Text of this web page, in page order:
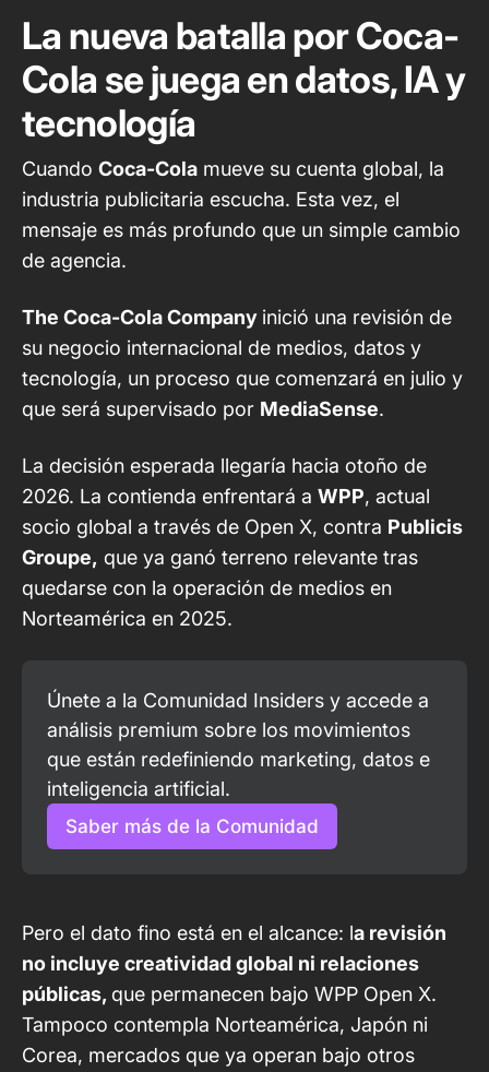
La nueva batalla por Coca-
Cola se juega en datos, IA y
tecnología
Cuando Coca-Cola mueve su cuenta global, la
industria publicitaria escucha. Esta vez, el
mensaje es más profundo que un simple cambio
de agencia.
The Coca-Cola Company inició una revisión de
su negocio internacional de medios, datos y
tecnología, un proceso que comenzará en julio y
que será supervisado por MediaSense.
La decisión esperada llegaría hacia otoño de
2026. La contienda enfrentará a WPP, actual
socio global a través de Open X, contra Publicis
Groupe, que ya ganó terreno relevante tras
quedarse con la operación de medios en
Norteamérica en 2025.
Únete a la Comunidad Insiders y accede a
análisis premium sobre los movimientos
que están redefiniendo marketing, datos e
inteligencia artificial.
Saber más de la Comunidad
Pero el dato fino está en el alcance: la revisión
no incluye creatividad global ni relaciones
públicas, que permanecen bajo WPP Open X.
Tampoco contempla Norteamérica, Japón ni
Corea, mercados que ya operan bajo otros